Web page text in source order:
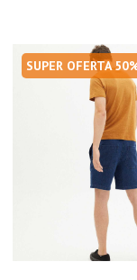
SUPER OFERTA